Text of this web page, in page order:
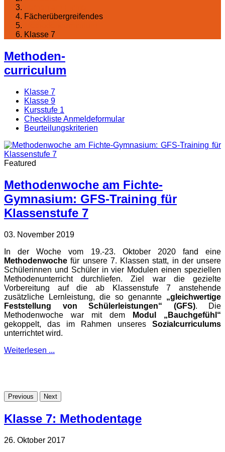
Fächerübergreifendes
Klasse 7
Methoden-
curriculum
Klasse 7
Klasse 9
Kursstufe 1
Checkliste Anmeldeformular
Beurteilungskriterien
Featured
Methodenwoche am Fichte-
Gymnasium: GFS-Training für
Klassenstufe 7
03. November 2019
In der Woche vom 19.-23. Oktober 2020 fand eine
Methodenwoche für unsere 7. Klassen statt, in der unsere
Schülerinnen und Schüler in vier Modulen einen speziellen
Methodenunterricht durchliefen. Ziel war die gezielte
Vorbereitung auf die ab Klassenstufe 7 anstehende
zusätzliche Lernleistung, die so genannte „gleichwertige
Feststellung von Schülerleistungen“ (GFS). Die
Methodenwoche war mit dem
Modul „Bauchgefühl“
gekoppelt, das im Rahmen unseres Sozialcurriculums
unterrichtet wird.
Weiterlesen ...
Previous Next
Klasse 7: Methodentage
26. Oktober 2017